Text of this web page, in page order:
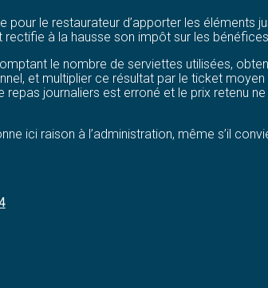
pour le restaurateur d’apporter les
rectifie à la hausse son impôt sur les
le nombre de serviettes utilisées,
et multiplier ce résultat par le ticket
journaliers est erroné et le prix retenu
ici raison à l’administration, même s’il